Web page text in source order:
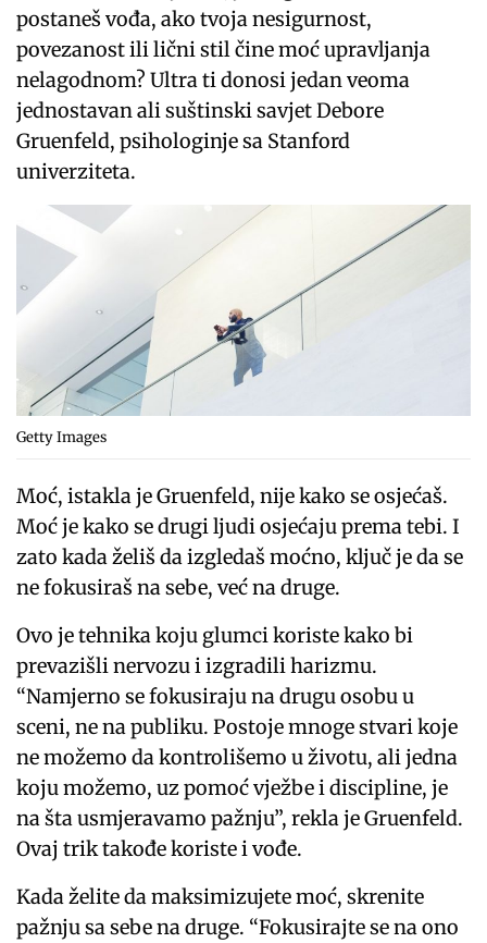
postaneš vođa, ako tvoja nesigurnost,
povezanost ili lični stil čine moć upravljanja
nelagodnom? Ultra ti donosi jedan veoma
jednostavan ali suštinski savjet Debore
Gruenfeld, psihologinje sa Stanford
univerziteta.
Getty Images
Moć, istakla je Gruenfeld, nije kako se osjećaš.
Moć je kako se drugi ljudi osjećaju prema tebi. I
zato kada želiš da izgledaš moćno, ključ je da se
ne fokusiraš na sebe, već na druge.
Ovo je tehnika koju glumci koriste kako bi
prevazišli nervozu i izgradili harizmu.
“Namjerno se fokusiraju na drugu osobu u
sceni, ne na publiku. Postoje mnoge stvari koje
ne možemo da kontrolišemo u životu, ali jedna
koju možemo, uz pomoć vježbe i discipline, je
na šta usmjeravamo pažnju”, rekla je Gruenfeld.
Ovaj trik takođe koriste i vođe.
Kada želite da maksimizujete moć, skrenite
pažnju sa sebe na druge. “Fokusirajte se na ono